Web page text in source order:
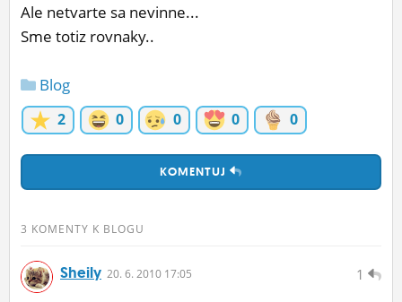
Ale netvarte sa nevinne...
Sme totiz rovnaky..
Blog
2 0 0 0 0
KOMENTUJ
3 KOMENTY K BLOGU
1
Sheily 20. 6. 2010 17:05